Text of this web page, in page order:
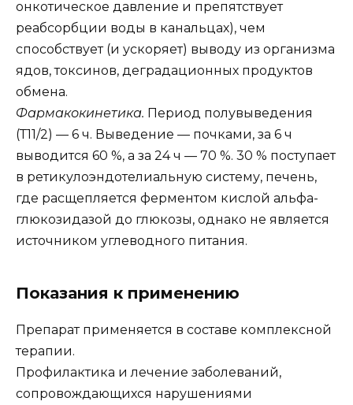
онкотическое давление и препятствует
реабсорбции воды в канальцах), чем
способствует (и ускоряет) выводу из организма
ядов, токсинов, деградационных продуктов
обмена.
Фармакокинетика. Период полувыведения
(Т11/2) — 6 ч. Выведение — почками, за 6 ч
выводится 60 %, а за 24 ч — 70 %. 30 % поступает
в ретикулоэндотелиальную систему, печень,
где расщепляется ферментом кислой альфа-
глюкозидазой до глюкозы, однако не является
источником углеводного питания.
Показания к применению
Препарат применяется в составе комплексной
терапии.
Профилактика и лечение заболеваний,
сопровождающихся нарушениями